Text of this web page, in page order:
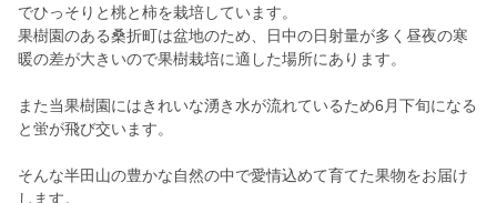
でひっそりと桃と柿を栽培しています。
果樹園のある桑折町は盆地のため、日中の日射量が多く昼夜の寒
暖の差が大きいので果樹栽培に適した場所にあります。
また当果樹園にはきれいな湧き水が流れているため6月下旬になる
と蛍が飛び交います。
そんな半田山の豊かな自然の中で愛情込めて育てた果物をお届け
します。